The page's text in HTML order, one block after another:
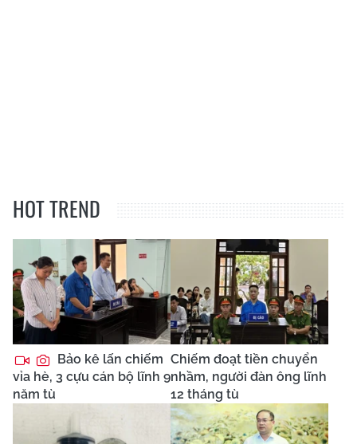
HOT TREND
Bảo kê lấn chiếm
vỉa hè, 3 cựu cán bộ lĩnh 9
năm tù
Chiếm đoạt tiền chuyển
nhầm, người đàn ông lĩnh
12 tháng tù